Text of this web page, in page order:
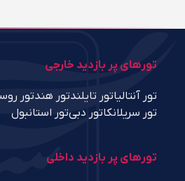
تورهای پر بازدید خارجی
تور آنتالیاتور تایلندتور هندتور
تور سریلانکاتور دبیتور استانبول
تورهای پر بازدید داخلی